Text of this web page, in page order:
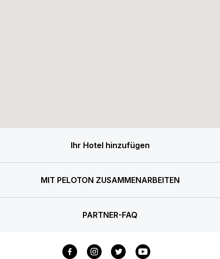
Ihr Hotel hinzufügen
MIT PELOTON ZUSAMMENARBEITEN
PARTNER-FAQ